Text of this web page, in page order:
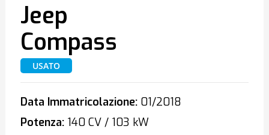
Jeep
Compass
USATO
Data Immatricolazione:01/2018
Potenza:140 CV / 103 kW